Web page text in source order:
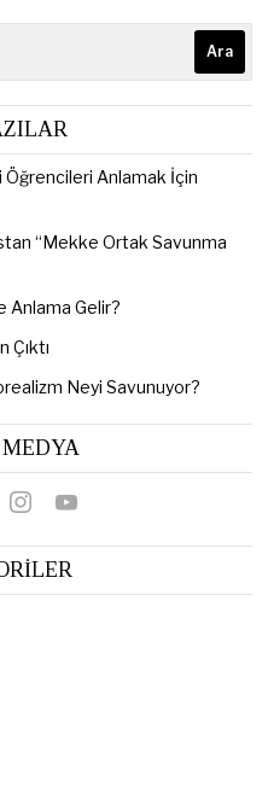
Ara
Anlamak İçin
“Mekke Ortak Savunma
Anlama Gelir?
Çıktı
Neyi Savunuyor?
MEDYA